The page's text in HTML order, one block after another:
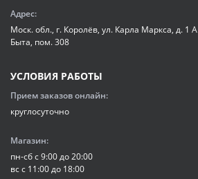
Адрес:
Моск. обл., г. Королёв, ул. Карла Маркса, д. 1
Быта, пом. 308
УСЛОВИЯ РАБОТЫ
Прием заказов онлайн:
круглосуточно
Магазин:
пн-сб с 9:00 до 20:00
вс с 11:00 до 18:00